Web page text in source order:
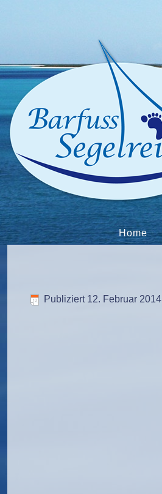
Home
Publiziert 12. Februar 2014